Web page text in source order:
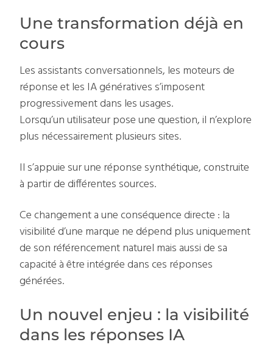
Une transformation déjà en
cours
Les assistants conversationnels, les moteurs de
réponse et les IA génératives s’imposent
progressivement dans les usages.
Lorsqu’un utilisateur pose une question, il n’explore
plus nécessairement plusieurs sites.
Il s’appuie sur une réponse synthétique, construite
à partir de différentes sources.
Ce changement a une conséquence directe : la
visibilité d’une marque ne dépend plus uniquement
de son référencement naturel mais aussi de sa
capacité à être intégrée dans ces réponses
générées.
Un nouvel enjeu : la visibilité
dans les réponses IA